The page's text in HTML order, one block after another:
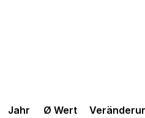
Jahr Ø Wert